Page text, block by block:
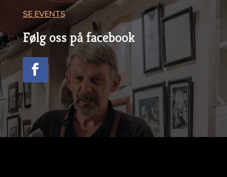
SE EVENTS
Følg oss på facebook